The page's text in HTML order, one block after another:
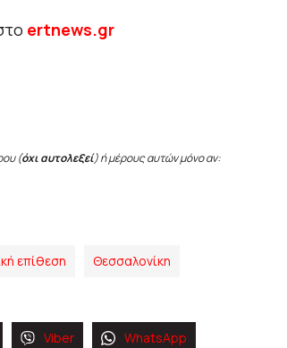
ertnews.gr
(όχι αυτολεξεί) ή μέρους αυτών μόνο αν:
επίθεση Θεσσαλονίκη
Viber WhatsApp